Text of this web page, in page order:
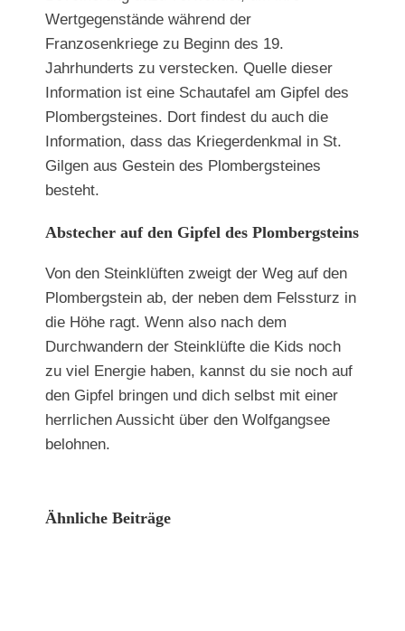
Wertgegenstände während der
Franzosenkriege zu Beginn des 19.
Jahrhunderts zu verstecken. Quelle dieser
Information ist eine Schautafel am Gipfel des
Plombergsteines. Dort findest du auch die
Information, dass das Kriegerdenkmal in St.
Gilgen aus Gestein des Plombergsteines
besteht.
Abstecher auf den Gipfel des Plombergsteins
Von den Steinklüften zweigt der Weg auf den
Plombergstein ab, der neben dem Felssturz in
die Höhe ragt. Wenn also nach dem
Durchwandern der Steinklüfte die Kids noch
zu viel Energie haben, kannst du sie noch auf
den Gipfel bringen und dich selbst mit einer
herrlichen Aussicht über den Wolfgangsee
belohnen.
Ähnliche Beiträge